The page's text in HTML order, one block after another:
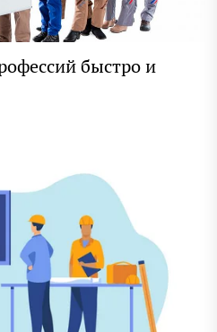
быстро и